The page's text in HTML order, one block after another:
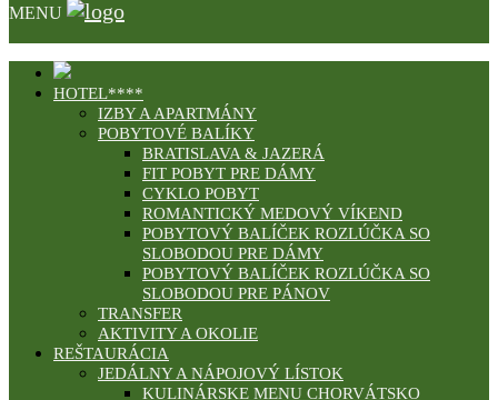
MENU
HOTEL****
IZBY A APARTMÁNY
POBYTOVÉ BALÍKY
BRATISLAVA & JAZERÁ
FIT POBYT PRE DÁMY
CYKLO POBYT
ROMANTICKÝ MEDOVÝ VÍKEND
POBYTOVÝ BALÍČEK ROZLÚČKA SO
SLOBODOU PRE DÁMY
POBYTOVÝ BALÍČEK ROZLÚČKA SO
SLOBODOU PRE PÁNOV
TRANSFER
AKTIVITY A OKOLIE
REŠTAURÁCIA
JEDÁLNY A NÁPOJOVÝ LÍSTOK
KULINÁRSKE MENU CHORVÁTSKO